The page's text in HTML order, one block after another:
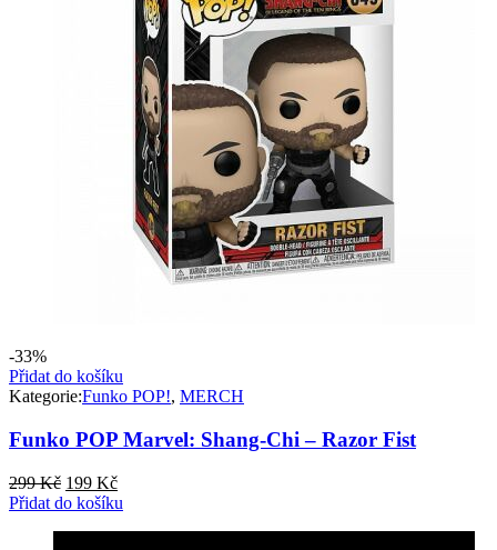
-33%
Přidat do košíku
Kategorie:Funko POP!, MERCH
Funko POP Marvel: Shang-Chi – Razor Fist
299Kč Původní
cena
199 KčAktuální
cena
Přidat do košíku